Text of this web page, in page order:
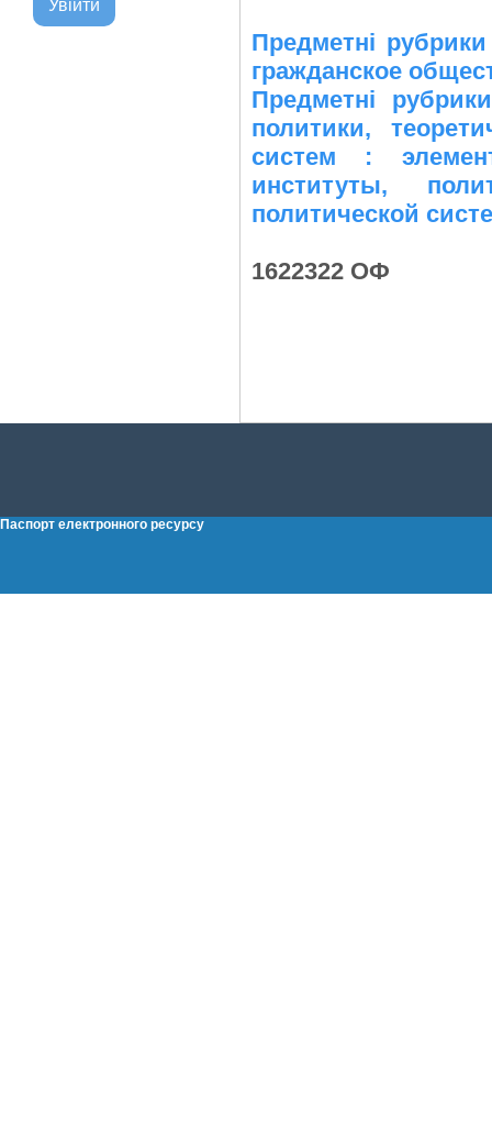
Предметні
гражданское
Предметні
политики,
систем :
институты,
политической
1622322 ОФ
Паспорт електронного ресурсу